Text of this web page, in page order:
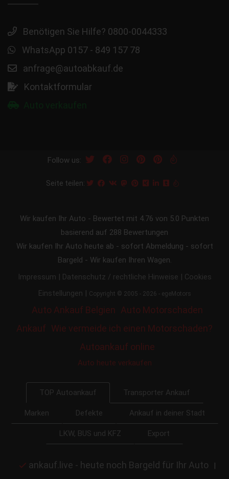
Benötigen Sie Hilfe? 0800-0044333
WhatsApp 0157 - 849 157 78
anfrage@autoabkauf.de
Kontaktformular
Follow us:
Seite teilen:
Wir kaufen Ihr Auto - Bewertet mit 4.76 von 5.0 Punkten
basierend auf 288 Bewertungen
Wir kaufen Ihr Auto heute ab - sofort Abmeldung - sofort
Bargeld - Wir kaufen Ihren Wagen.
Impressum | Datenschutz / rechtliche Hinweise | Cookies
Einstellungen | Copyright © 2005 - 2026 - egeMotors
Auto Ankauf Belgien
Auto Motorschaden
Ankauf Wie vermeide ich einen Motorschaden?
Autoankauf online
Auto heute verkaufen
TOP Autoankauf Transporter Ankauf
Marken Defekte Ankauf in deiner Stadt
LKW, BUS und KFZ Export
ankauf.live - heute noch Bargeld für Ihr Auto |